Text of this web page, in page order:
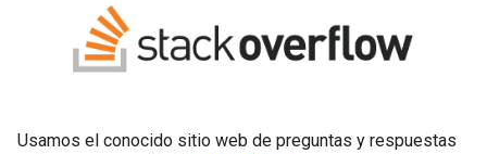
Usamos el conocido sitio web de preguntas y respuestas